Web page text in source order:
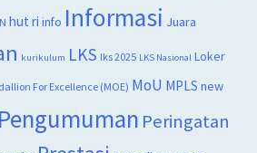
hut ri info Informasi Juara
kurikulum LKS lks 2025 LKS Nasional Loker
For Excellence (MOE) MoU MPLS new
Pengumuman Peringatan